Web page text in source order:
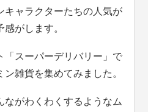
キャラクターたちの人気が
がします。
「スーパーデリバリー」で
雑貨を集めてみました。
ながわくわくするようなム